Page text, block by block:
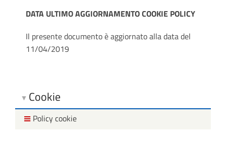
DATA ULTIMO AGGIORNAMENTO COOKIE POLICY
Il presente documento è aggiornato alla data del
11/04/2019
Cookie
Policy cookie